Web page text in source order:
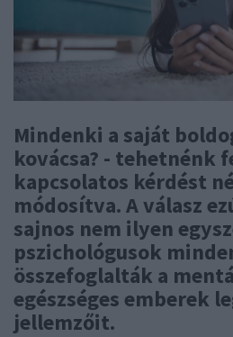
Mindenki a saját
kovácsa? - tehetnénk
kapcsolatos kérdést
módosítva. A válasz
sajnos nem ilyen
pszichológusok
összefoglalták a
egészséges emberek
jellemzőit.